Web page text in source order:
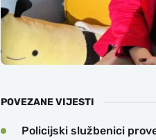
POVEZANE VIJESTI
Policijski službenici